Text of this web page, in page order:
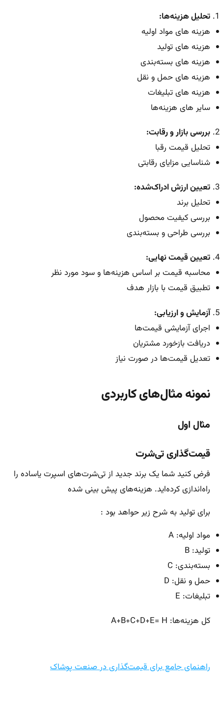
تحلیل هزینه‌ها:
هزینه های مواد اولیه
هزینه های تولید
هزینه های بسته‌بندی
هزینه های حمل و نقل
هزینه های تبلیغات
سایر های هزینه‌ها
بررسی بازار و رقابت:
تحلیل قیمت رقبا
شناسایی مزایای رقابتی
تعیین ارزش ادراک‌شده:
تحلیل برند
بررسی کیفیت محصول
بررسی طراحی و بسته‌بندی
تعیین قیمت نهایی:
محاسبه قیمت بر اساس هزینه‌ها و سود مورد نظر
تطبیق قیمت با بازار هدف
آزمایش و ارزیابی:
اجرای آزمایشی قیمت‌ها
دریافت بازخورد مشتریان
تعدیل قیمت‌ها در صورت نیاز
نمونه مثال‌های کاربردی
مثال اول
قیمت‌گذاری تی‌شرت
فرض کنید شما یک برند جدید از تی‌شرت‌های اسپرت یاساده را
راه‌اندازی کرده‌اید. هزینه‌های پیش بینی شده
برای تولید به شرح زیر حواهد بود :
مواد اولیه: A
تولید: B
بسته‌بندی: C
حمل و نقل: D
تبلیغات: E
کل هزینه‌ها: A+B+C+D+E= H
راهنمای جامع برای قیمت‌گذاری در صنعت پوشاک